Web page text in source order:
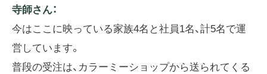
寺師さん：
今はここに映っている家族4名と社員1名、計5名で運
営しています。
普段の受注は、カラーミーショップから送られてくる